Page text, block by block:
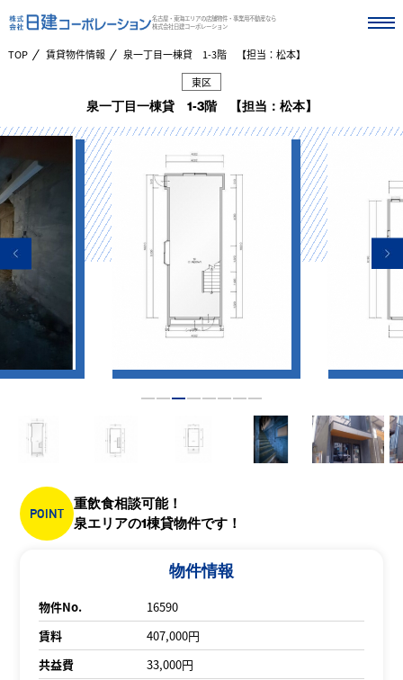
名古屋・東海エリアの店舗物件・事業用不動産なら
株式会社日建コーポレーション
TOP 賃貸物件情報
泉一丁目一棟貸 1-3階 【担当：松本】
東区
泉一丁目一棟貸 1-3階 【担当：松本】
POINT
重飲食相談可能！
泉エリアの1棟貸物件です！
物件情報
物件No.
16590
賃料
407,000円
共益費
33,000円